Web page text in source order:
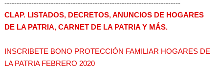
------------------------------------------------------------------------
CLAP. LISTADOS, DECRETOS, ANUNCIOS DE HOGARES
DE LA PATRIA, CARNET DE LA PATRIA Y MÁS.
INSCRIBETE BONO PROTECCIÓN FAMILIAR HOGARES DE
LA PATRIA FEBRERO 2020